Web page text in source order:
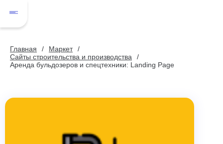
Главная
Маркет
Сайты строительства и производства
Аренда бульдозеров и спецтехники: Landing Page